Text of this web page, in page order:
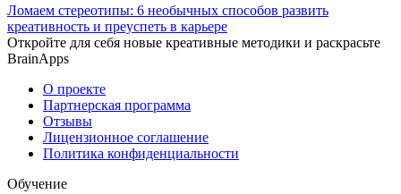
Ломаем стереотипы: 6 необычных способов развить
креативность и преуспеть в карьере
Откройте для себя новые креативные методики и раскрасьте
BrainApps
О проекте
Партнерская программа
Отзывы
Лицензионное соглашение
Политика конфиденциальности
Обучение